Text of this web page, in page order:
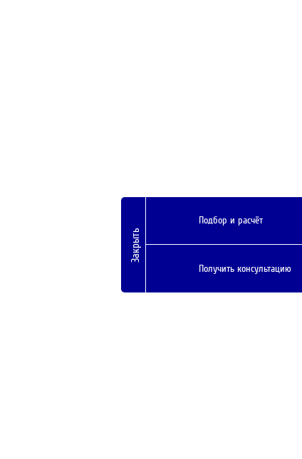
Закрыть
Подбор и расчёт
Получить консультацию